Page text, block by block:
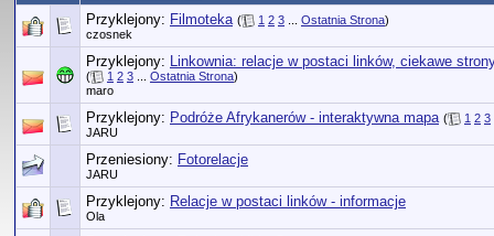
Przyklejony: Filmoteka ( 1 2 3 Ostatnia Strona)
czosnek
Przyklejony: Linkownia: relacje w postaci linków, ciekawe
( 1 2 3 Ostatnia Strona)
maro
Przyklejony: Podróże Afrykanerów - interaktywna mapa ( 1 2 3
JARU
Przeniesiony: Fotorelacje
JARU
Przyklejony: Relacje w postaci linków - informacje
Ola